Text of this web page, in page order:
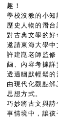
趣！
學校沒教的小知
歷史人物的潛
對古典文學的好
邀請東海大學中
許建崑老師監修
繭、內容考據詳
透過幽默輕鬆的
由現代化觀點
思想方式。
巧妙將古文與詩
事情境中，讓孩